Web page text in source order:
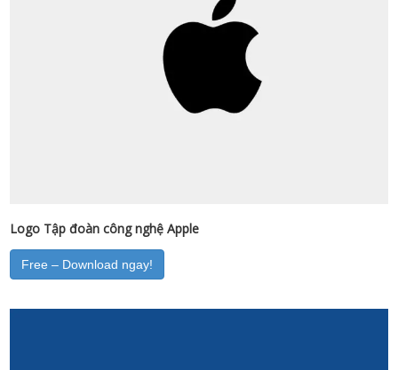
Logo Tập đoàn công nghệ Apple
Free – Download ngay!